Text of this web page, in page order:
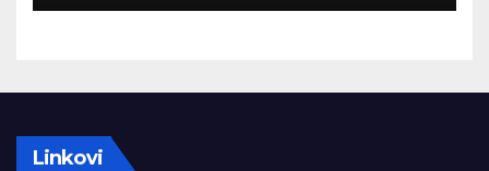
Linkovi